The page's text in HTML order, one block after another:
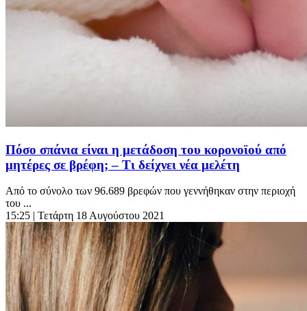
Πόσο σπάνια είναι η μετάδοση του κορονοϊού από
μητέρες σε βρέφη; – Τι δείχνει νέα μελέτη
Από το σύνολο των 96.689 βρεφών που γεννήθηκαν στην περιοχή
του ...
15:25 | Τετάρτη 18 Αυγούστου 2021